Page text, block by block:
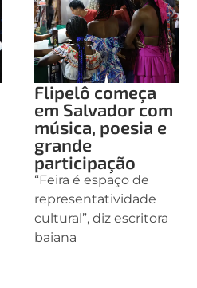
Flipelô começa
em Salvador com
música, poesia e
grande
participação
“Feira é espaço de
representatividade
cultural”, diz escritora
baiana